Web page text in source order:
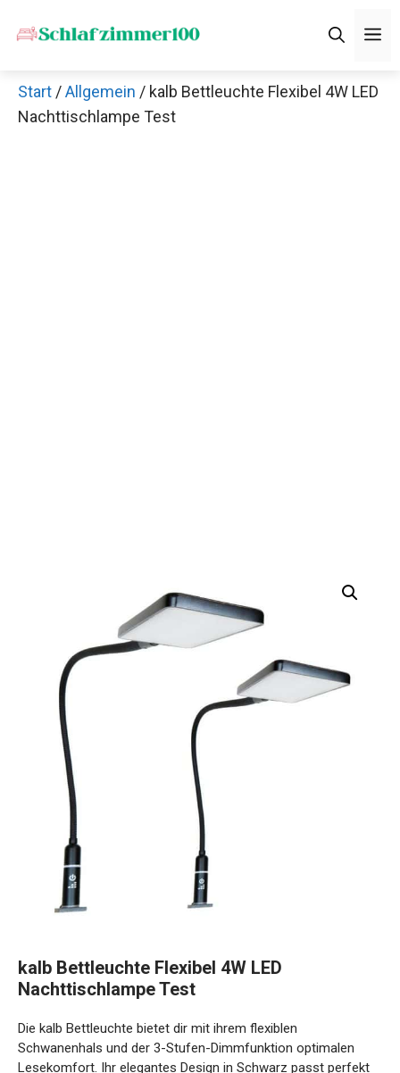
Inhalt
Start /Allgemein / kalb Bettleuchte Flexibel 4W LED
Nachttischlampe Test
kalb Bettleuchte Flexibel 4W LED
Nachttischlampe Test
Die kalb Bettleuchte bietet dir mit ihrem flexiblen
Schwanenhals und der 3-Stufen-Dimmfunktion optimalen
Lesekomfort. Ihr elegantes Design in Schwarz passt perfekt